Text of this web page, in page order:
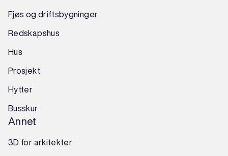
Fjøs og driftsbygninger
Redskapshus
Hus
Prosjekt
Hytter
Busskur
Annet
3D for arkitekter